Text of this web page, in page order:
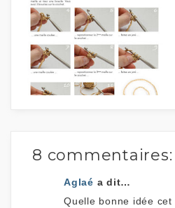
8 commentaires:
Aglaé a dit…
Quelle bonne idée cet